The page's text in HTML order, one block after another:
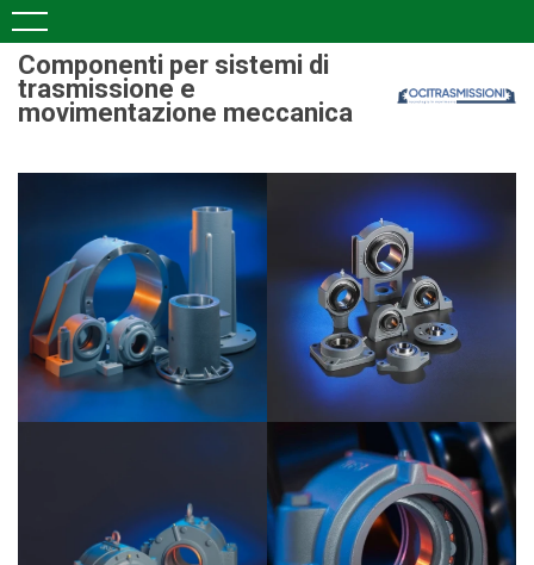
Componenti per sistemi di
trasmissione e
movimentazione meccanica